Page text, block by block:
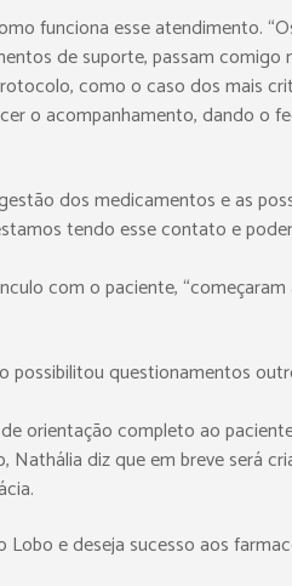
funciona esse atendimento.
de suporte, passam
como o caso dos mais
o acompanhamento, dando o
dos medicamentos e as
tendo esse contato e
com o paciente,
questionamentos
orientação completo ao
diz que em breve será
e deseja sucesso aos